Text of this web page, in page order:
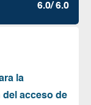
6.0/ 6.0
la
acceso de